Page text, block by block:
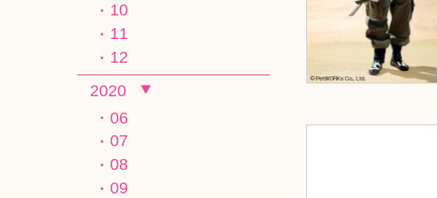
10
11
12
2020
06
07
08
09